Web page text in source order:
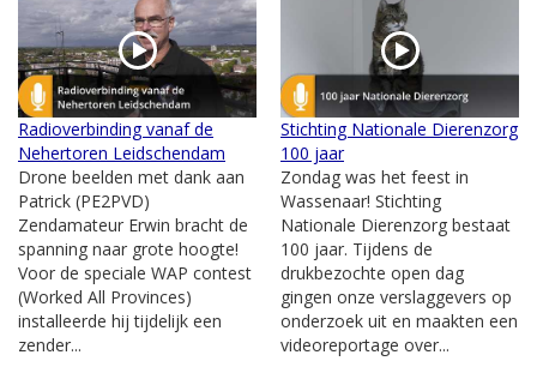
Radioverbinding vanaf de
Nehertoren Leidschendam
Drone beelden met dank aan
Patrick (PE2PVD)
Zendamateur Erwin bracht de
spanning naar grote hoogte!
Voor de speciale WAP contest
(Worked All Provinces)
installeerde hij tijdelijk een
zender...
Stichting Nationale Dierenzorg
100 jaar
Zondag was het feest in
Wassenaar! Stichting
Nationale Dierenzorg bestaat
100 jaar. Tijdens de
drukbezochte open dag
gingen onze verslaggevers op
onderzoek uit en maakten een
videoreportage over...